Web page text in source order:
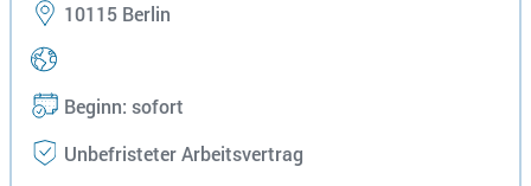
10115 Berlin
Beginn: sofort
Unbefristeter Arbeitsvertrag